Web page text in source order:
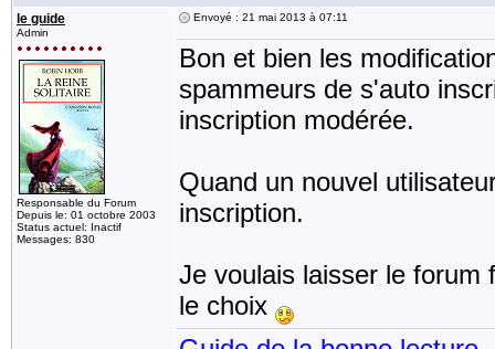
le guide
Admin
Responsable du Forum
Depuis le: 01 octobre 2003
Status actuel: Inactif
Messages: 830
Envoyé : 21 mai 2013 à 07:11
Bon et bien les
spammeurs de s'auto
inscription modérée.
Quand un nouvel
inscription.
Je voulais laisser le forum
le choix